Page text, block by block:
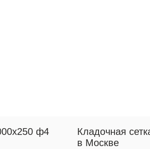
ф4
Кладочная
в Москве